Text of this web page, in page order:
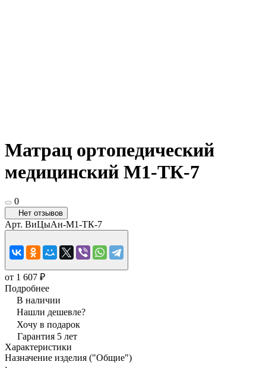
Матрац ортопедический
медицинский М1-ТК-7
0
Нет отзывов
Арт. ВиЦыАн-М1-ТК-7
от 1 607 ₽
Подробнее
В наличии
Нашли дешевле?
Хочу в подарок
Гарантия 5 лет
Характеристики
Назначение изделия ("Общие")